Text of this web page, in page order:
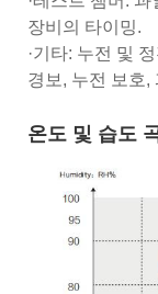
장비의 타이밍.
·기타: 누전 및
경보, 누전 보호,
온도 및 습도